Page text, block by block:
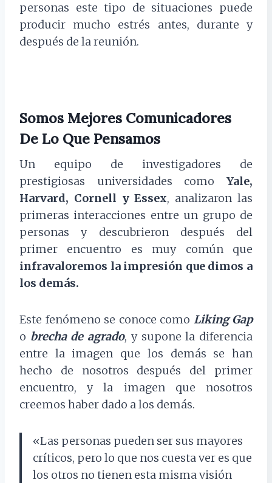
personas este tipo de situaciones puede
producir mucho estrés antes, durante y
después de la reunión.
Somos Mejores Comunicadores
De Lo Que Pensamos
Un equipo de investigadores de
prestigiosas universidades como Yale,
Harvard, Cornell y Essex, analizaron las
primeras interacciones entre un grupo de
personas y descubrieron después del
primer encuentro es muy común que
infravaloremos la impresión que dimos a
los demás.
Este fenómeno se conoce como Liking Gap
o brecha de agrado, y supone la diferencia
entre la imagen que los demás se han
hecho de nosotros después del primer
encuentro, y la imagen que nosotros
creemos haber dado a los demás.
«Las personas pueden ser sus mayores
críticos, pero lo que nos cuesta ver es que
los otros no tienen esta misma visión